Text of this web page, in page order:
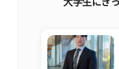
大学生にき